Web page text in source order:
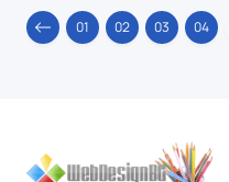
01 02 03 04